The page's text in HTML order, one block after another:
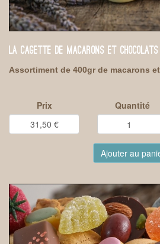
LA CAGETTE DE MACARONS ET CHOCOLATS
Assortiment de 400gr de macarons
Prix Quantité
Ajouter au